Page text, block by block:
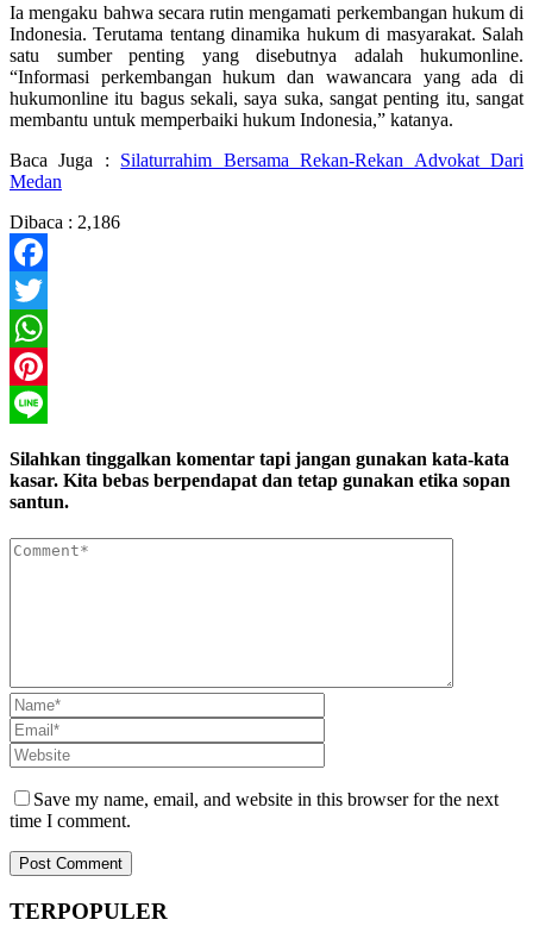
Ia mengaku bahwa secara rutin mengamati perkembangan hukum di
Indonesia. Terutama tentang dinamika hukum di masyarakat. Salah
satu sumber penting yang disebutnya adalah hukumonline.
“Informasi perkembangan hukum dan wawancara yang ada di
hukumonline itu bagus sekali, saya suka, sangat penting itu, sangat
membantu untuk memperbaiki hukum Indonesia,” katanya.
Baca Juga : Silaturrahim Bersama Rekan-Rekan Advokat Dari
Medan
Dibaca : 2,186
Facebook
Twitter
WhatsApp
Pinterest
Silahkan tinggalkan komentar tapi jangan gunakan kata-kata
kasar. Kita bebas berpendapat dan tetap gunakan etika sopan
santun.
Save my name, email, and website in this browser for the next
time I comment.
TERPOPULER